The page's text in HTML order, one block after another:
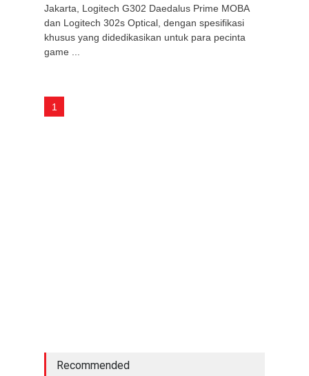
Jakarta, Logitech G302 Daedalus Prime MOBA
dan Logitech 302s Optical, dengan spesifikasi
khusus yang didedikasikan untuk para pecinta
game ...
1
Recommended